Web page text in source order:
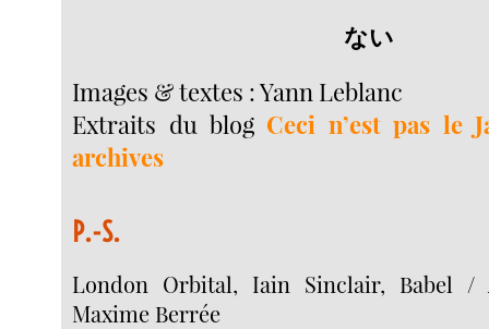
ない
Images & textes : Yann Leblanc
Extraits du blog Ceci n’est pas le
archives
P.-S.
London Orbital, Iain Sinclair, Babel /
Maxime Berrée